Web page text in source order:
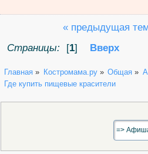
« предыдущая
Страницы:
[1] Вверх
Главная » Костромама.ру» Общая »
Где купить пищевые красители